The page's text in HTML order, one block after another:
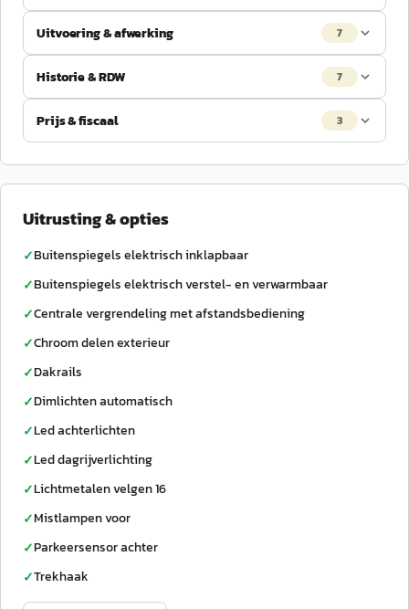
Uitvoering & afwerking 7
Historie & RDW 7
Prijs & fiscaal 3
Uitrusting & opties
✓Buitenspiegels elektrisch inklapbaar
✓Buitenspiegels elektrisch verstel- en verwarmbaar
✓Centrale vergrendeling met afstandsbediening
✓Chroom delen exterieur
✓Dakrails
✓Dimlichten automatisch
✓Led achterlichten
✓Led dagrijverlichting
✓Lichtmetalen velgen 16
✓Mistlampen voor
✓Parkeersensor achter
✓Trekhaak